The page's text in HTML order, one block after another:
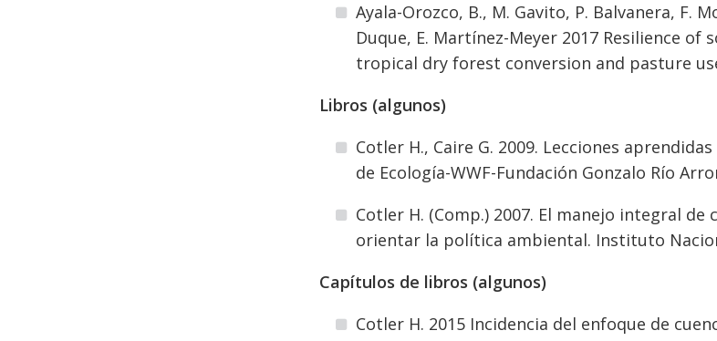
Ayala-Orozco, B., M. Gavito, P. Balvanera, F.
Duque, E. Martínez-Meyer 2017 Resilience
tropical dry forest conversion and pasture
Libros (algunos)
Cotler H., Caire G. 2009. Lecciones
de Ecología-WWF-Fundación Gonzalo Río
Cotler H. (Comp.) 2007. El manejo integral
orientar la política ambiental. Instituto
Capítulos de libros (algunos)
Cotler H. 2015 Incidencia del enfoque de